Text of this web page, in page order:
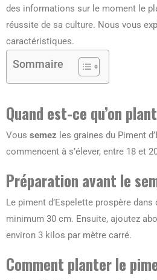
des informations sur le moment le
réussite de sa culture. Nous vous
caractéristiques.
Sommaire
Quand est-ce qu’on
Vous semez les graines du Piment
commencent à s’élever, entre 18 et
Préparation avant le
Le piment d’Espelette prospère
minimum 30 cm. Ensuite, ajoutez
environ 3 kilos par mètre carré.
Comment planter le